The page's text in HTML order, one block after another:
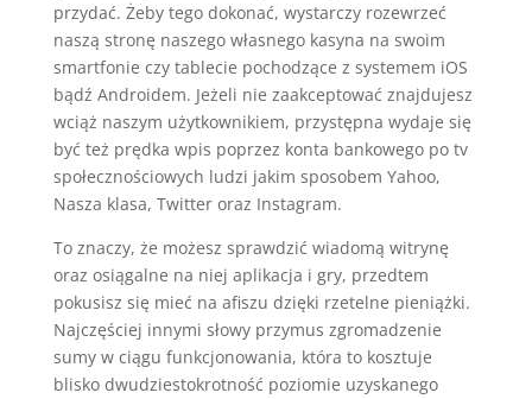
przydać. Żeby tego dokonać, wystarczy rozewrzeć
naszą stronę naszego własnego kasyna na swoim
smartfonie czy tablecie pochodzące z systemem iOS
bądź Androidem. Jeżeli nie zaakceptować znajdujesz
wciąż naszym użytkownikiem, przystępna wydaje się
być też prędka wpis poprzez konta bankowego po tv
społecznościowych ludzi jakim sposobem Yahoo,
Nasza klasa, Twitter oraz Instagram.
To znaczy, że możesz sprawdzić wiadomą witrynę
oraz osiągalne na niej aplikacja i gry, przedtem
pokusisz się mieć na afiszu dzięki rzetelne pieniążki.
Najczęściej innymi słowy przymus zgromadzenie
sumy w ciągu funkcjonowania, która to kosztuje
blisko dwudziestokrotność poziomie uzyskanego